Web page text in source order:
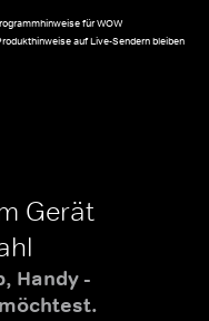
für WOW
auf Live-Sendern bleiben
Gerät
Handy -